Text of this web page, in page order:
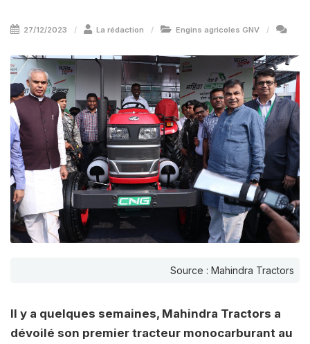
27/12/2023 La rédaction Engins agricoles GNV
Source : Mahindra Tractors
Il y a quelques semaines, Mahindra Tractors a
dévoilé son premier tracteur monocarburant au